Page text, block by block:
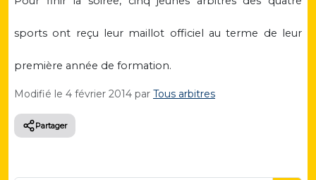
sports ont reçu leur maillot officiel au terme de leur
première année de formation.
Modifié le 4 février 2014 par Tous arbitres
Partager